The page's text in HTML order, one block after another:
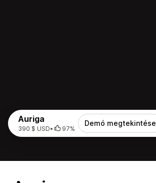
Auriga
390 $ USD• 97%
Demó megtekintése